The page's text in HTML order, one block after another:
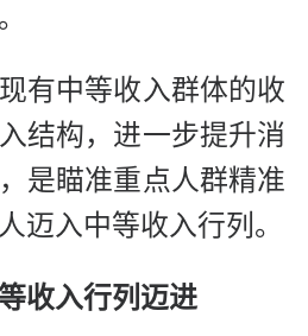
有中等收入群体的收
结构，进一步提升消
是瞄准重点人群精准
迈入中等收入行列。
收入行列迈进